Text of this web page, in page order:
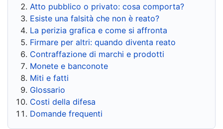
Atto pubblico o privato: cosa comporta?
Esiste una falsità che non è reato?
La perizia grafica e come si affronta
Firmare per altri: quando diventa reato
Contraffazione di marchi e prodotti
Monete e banconote
Miti e fatti
Glossario
Costi della difesa
Domande frequenti